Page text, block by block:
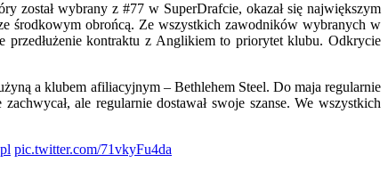
został wybrany z #77 w SuperDrafcie, okazał się największym
środkowym obrońcą. Ze wszystkich zawodników wybranych w
przedłużenie kontraktu z Anglikiem to priorytet klubu. Odkrycie
a klubem afiliacyjnym – Bethlehem Steel. Do maja regularnie
ale regularnie dostawał swoje szanse. We wszystkich
pic.twitter.com/71vkyFu4da